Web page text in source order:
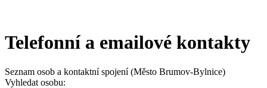
Telefonní a emailové kontakty
Seznam osob a kontaktní spojení (Město Brumov-Bylnice)
Vyhledat osobu: